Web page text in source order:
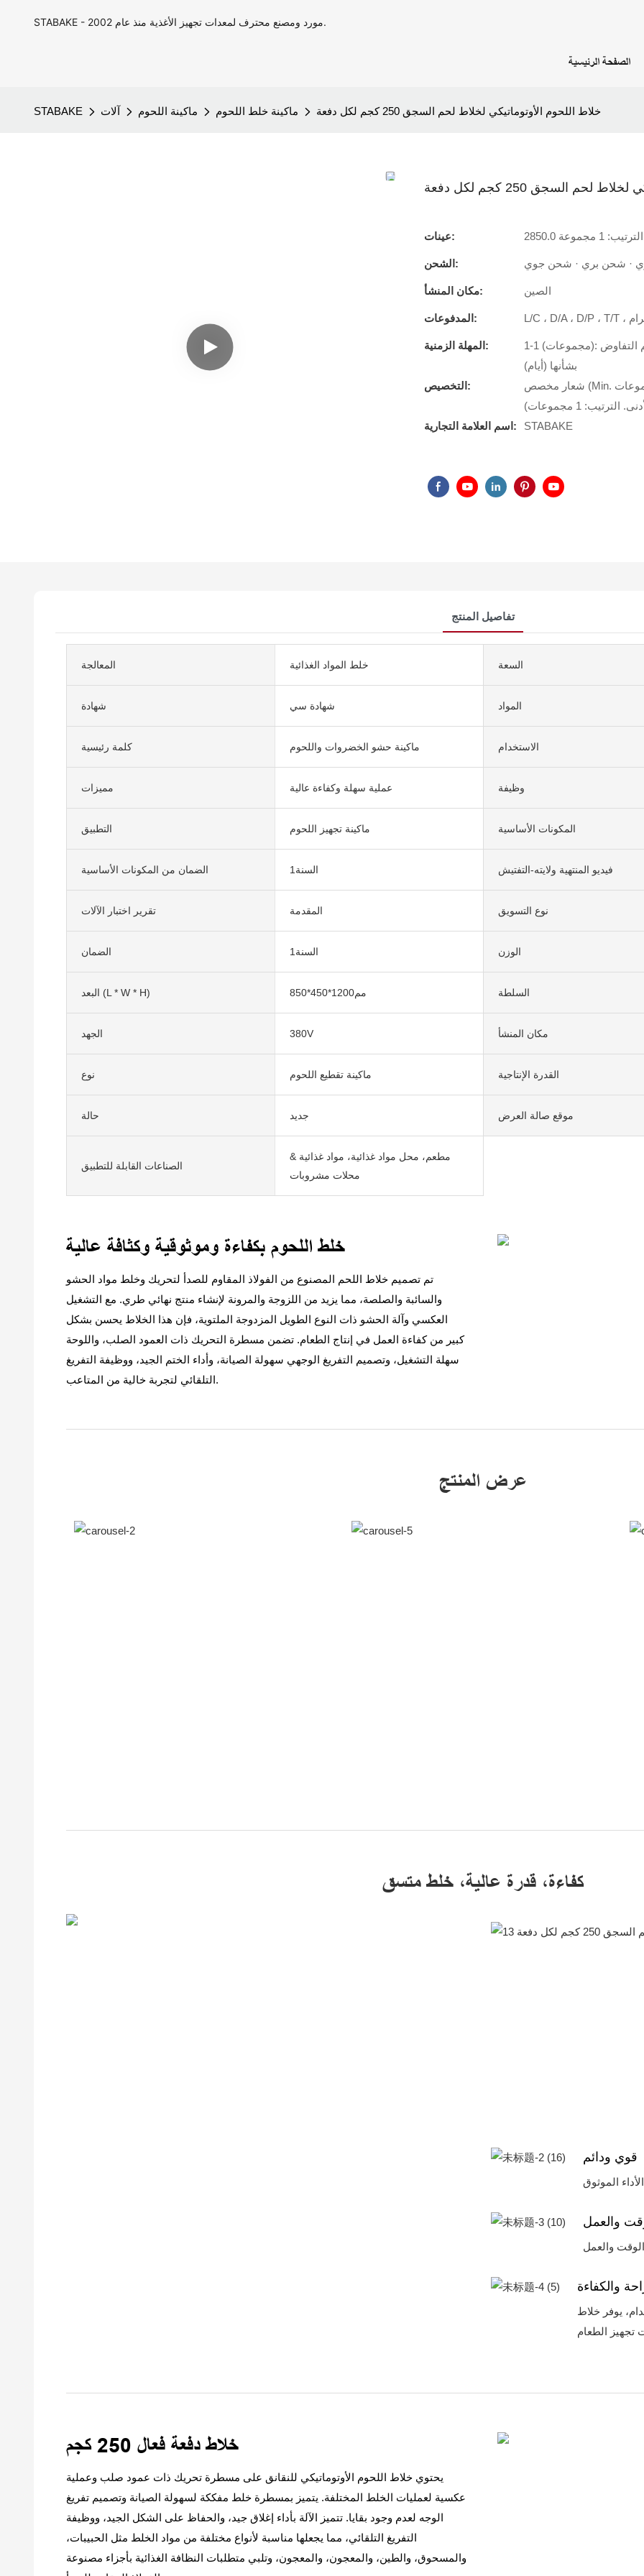
STABAKE - مورد ومصنع محترف لمعدات تجهيز الأغذية منذ عام 2002.
الصفحة الرئيسية
STABAKE آلات ماكينة اللحوم ماكينة خلط اللحوم خلاط اللحوم الأوتوماتيكي لخلاط لحم السجق 250 كجم لكل دفعة
لحم السجق 250 كجم لكل دفعة
عينات: 1 مجموعة
الشحن: · شحن بري · شحن جوي
مكان المنشأ: الصين
المدفوعات:
المهلة الزمنية:
1-1 (مجموعات): 7 (أيام)، 2-2 (مجموعات): 15 (أيام)،> 2 (مجموعات): سيتم التفاوض
بشأنها (أيام)
التخصيص:
شعار مخصص (Min. الترتيب: 1 مجموعات) ، التعبئة والتغليف حسب الطلب (الحد الأدنى.
اسم العلامة التجارية:
STABAKE
تفاصيل المنتج
المعالجة خلط المواد الغذائية السعة
شهادة شهادة سي المواد
كلمة رئيسية ماكينة حشو الخضروات واللحوم الاستخدام
مميزات عملية سهلة وكفاءة عالية وظيفة
التطبيق ماكينة تجهيز اللحوم المكونات الأساسية
الضمان من المكونات الأساسية السنة1 فيديو المنتهية ولايته-التفتيش
تقرير اختبار الآلات المقدمة نوع التسويق
الضمان السنة1 الوزن
البعد (L * W * H) مم1200*450*850 السلطة
الجهد 380V مكان المنشأ
نوع ماكينة تقطيع اللحوم القدرة الإنتاجية
حالة جديد موقع صالة العرض
الصناعات القابلة للتطبيق
مطعم، محل مواد غذائية، مواد غذائية &
محلات مشروبات
تم تصميم خلاط اللحم المصنوع من الفولاذ المقاوم للصدأ لتحريك وخلط مواد الحشو
والسائبة والصلصة، مما يزيد من اللزوجة والمرونة لإنشاء منتج نهائي طري. مع التشغيل
العكسي وآلة الحشو ذات النوع الطويل المزدوجة الملتوية، فإن هذا الخلاط يحسن بشكل
كبير من كفاءة العمل في إنتاج الطعام. تضمن مسطرة التحريك ذات العمود الصلب، واللوحة
سهلة التشغيل، وتصميم التفريغ الوجهي سهولة الصيانة، وأداء الختم الجيد، ووظيفة التفريغ
التلقائي لتجربة خالية من المتاعب.
عرض المنتج
كفاءة، قدرة عالية، خلط متسق
قوي ودائم
والعمل
والكفاءة
يوفر خلاط
خلاط دفعة فعال 250 كجم
يحتوي خلاط اللحوم الأوتوماتيكي للنقانق على مسطرة تحريك ذات عمود صلب وعملية
عكسية لعمليات الخلط المختلفة. يتميز بمسطرة خلط مفككة لسهولة الصيانة وتصميم تفريغ
الوجه لعدم وجود بقايا. تتميز الآلة بأداء إغلاق جيد، والحفاظ على الشكل الجيد، ووظيفة
التفريغ التلقائي، مما يجعلها مناسبة لأنواع مختلفة من مواد الخلط مثل الحبيبات،
والمسحوق، والطين، والمعجون، والمعجون، وتلبي متطلبات النظافة الغذائية بأجزاء مصنوعة